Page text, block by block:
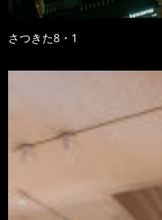
さつきた8・1